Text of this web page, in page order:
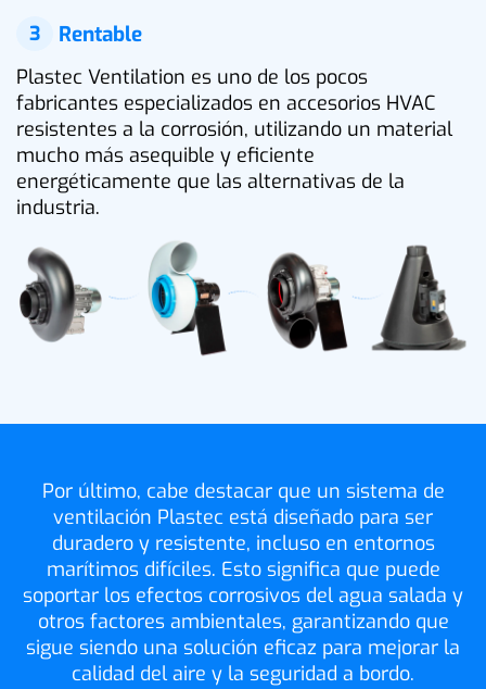
3
Rentable
Plastec Ventilation es uno de los pocos
fabricantes especializados en accesorios HVAC
resistentes a la corrosión, utilizando un material
mucho más asequible y eficiente
energéticamente que las alternativas de la
industria.
Por último, cabe destacar que un sistema de
ventilación Plastec está diseñado para ser
duradero y resistente, incluso en entornos
marítimos difíciles. Esto significa que puede
soportar los efectos corrosivos del agua salada y
otros factores ambientales, garantizando que
sigue siendo una solución eficaz para mejorar la
calidad del aire y la seguridad a bordo.